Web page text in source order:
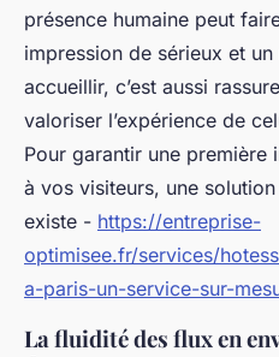
présence humaine peut
impression de sérieux et
accueillir, c’est aussi
valoriser l’expérience de
Pour garantir une première
à vos visiteurs, une
existe - https://entreprise-
optimisee.fr/services/
a-paris-un-service-sur-
La fluidité des flux en